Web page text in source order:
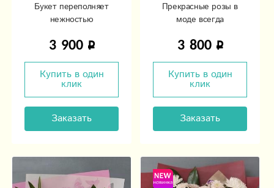
Букет переполняет
нежностью
3 900
Купить в один
клик
Заказать
Прекрасные розы в
моде всегда
3 800
Купить в один
клик
Заказать